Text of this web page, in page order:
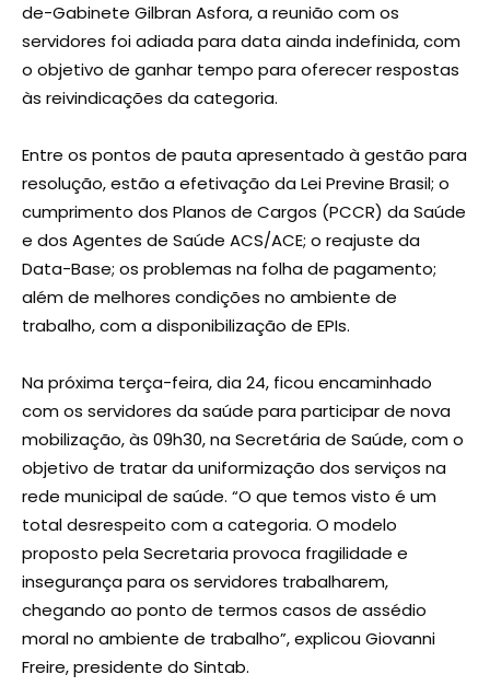
de-Gabinete Gilbran Asfora, a reunião com os
servidores foi adiada para data ainda indefinida, com
o objetivo de ganhar tempo para oferecer respostas
às reivindicações da categoria.
Entre os pontos de pauta apresentado à gestão para
resolução, estão a efetivação da Lei Previne Brasil; o
cumprimento dos Planos de Cargos (PCCR) da Saúde
e dos Agentes de Saúde ACS/ACE; o reajuste da
Data-Base; os problemas na folha de pagamento;
além de melhores condições no ambiente de
trabalho, com a disponibilização de EPIs.
Na próxima terça-feira, dia 24, ficou encaminhado
com os servidores da saúde para participar de nova
mobilização, às 09h30, na Secretária de Saúde, com o
objetivo de tratar da uniformização dos serviços na
rede municipal de saúde. “O que temos visto é um
total desrespeito com a categoria. O modelo
proposto pela Secretaria provoca fragilidade e
insegurança para os servidores trabalharem,
chegando ao ponto de termos casos de assédio
moral no ambiente de trabalho”, explicou Giovanni
Freire, presidente do Sintab.